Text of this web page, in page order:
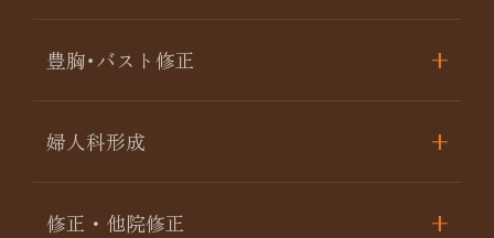
豊胸･バスト修正
婦人科形成
修正・他院修正